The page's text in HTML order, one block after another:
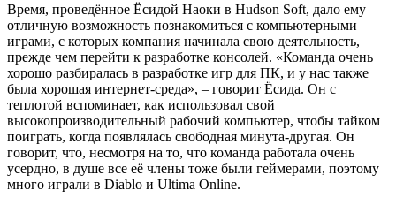
Время, проведённое Ёсидой Наоки в Hudson Soft, дало ему
отличную возможность познакомиться с компьютерными
играми, с которых компания начинала свою деятельность,
прежде чем перейти к разработке консолей. «Команда очень
хорошо разбиралась в разработке игр для ПК, и у нас также
была хорошая интернет-среда», – говорит Ёсида. Он с
теплотой вспоминает, как использовал свой
высокопроизводительный рабочий компьютер, чтобы тайком
поиграть, когда появлялась свободная минута-другая. Он
говорит, что, несмотря на то, что команда работала очень
усердно, в душе все её члены тоже были геймерами, поэтому
много играли в Diablo и Ultima Online.